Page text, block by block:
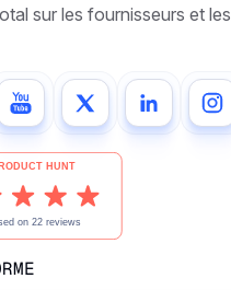
sur les fournisseurs et les